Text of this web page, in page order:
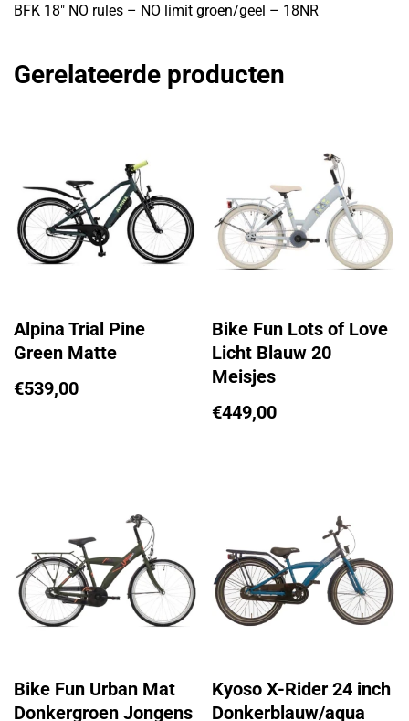
BFK 18″ NO rules – NO limit groen/geel – 18NR
Gerelateerde producten
Alpina Trial Pine
Green Matte
€539,00
Bike Fun Lots of Love
Licht Blauw 20
Meisjes
€449,00
Bike Fun Urban Mat
Donkergroen Jongens
Kyoso X-Rider 24 inch
Donkerblauw/aqua